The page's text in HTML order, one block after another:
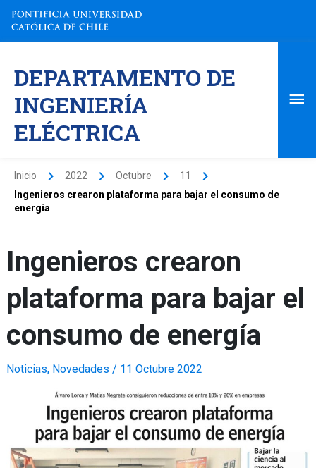
contenido
DEPARTAMENTO DE
INGENIERÍA
ELÉCTRICA
Inicio 2022 Octubre
11
Ingenieros crearon plataforma para bajar el consumo de
energía
Ingenieros crearon
plataforma para bajar el
consumo de energía
Noticias, Novedades / 11 Octubre 2022